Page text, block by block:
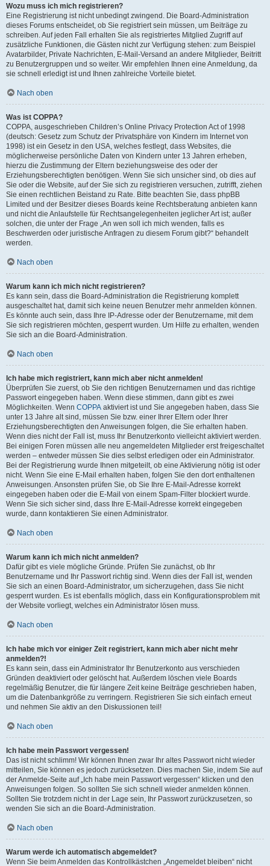
Wozu muss ich mich registrieren?
Eine Registrierung ist nicht unbedingt zwingend. Die Board-Administration
dieses Forums entscheidet, ob Sie registriert sein müssen, um Beiträge zu
schreiben. Auf jeden Fall erhalten Sie als registriertes Mitglied Zugriff auf
zusätzliche Funktionen, die Gästen nicht zur Verfügung stehen: zum Beispiel
Avatarbilder, Private Nachrichten, E-Mail-Versand an andere Mitglieder, Beitritt
zu Benutzergruppen und so weiter. Wir empfehlen Ihnen eine Anmeldung, da
sie schnell erledigt ist und Ihnen zahlreiche Vorteile bietet.
Nach oben
Was ist COPPA?
COPPA, ausgeschrieben Children’s Online Privacy Protection Act of 1998
(deutsch: Gesetz zum Schutz der Privatsphäre von Kindern im Internet von
1998) ist ein Gesetz in den USA, welches festlegt, dass Websites, die
möglicherweise persönliche Daten von Kindern unter 13 Jahren erheben,
hierzu die Zustimmung der Eltern beziehungsweise des oder der
Erziehungsberechtigten benötigen. Wenn Sie sich unsicher sind, ob dies auf
Sie oder die Website, auf der Sie sich zu registrieren versuchen, zutrifft, ziehen
Sie einen rechtlichen Beistand zu Rate. Bitte beachten Sie, dass phpBB
Limited und der Besitzer dieses Boards keine Rechtsberatung anbieten kann
und nicht die Anlaufstelle für Rechtsangelegenheiten jeglicher Art ist; außer
solchen, die unter der Frage „An wen soll ich mich wenden, falls es
Beschwerden oder juristische Anfragen zu diesem Forum gibt?“ behandelt
werden.
Nach oben
Warum kann ich mich nicht registrieren?
Es kann sein, dass die Board-Administration die Registrierung komplett
ausgeschaltet hat, damit sich keine neuen Benutzer mehr anmelden können.
Es könnte auch sein, dass Ihre IP-Adresse oder der Benutzername, mit dem
Sie sich registrieren möchten, gesperrt wurden. Um Hilfe zu erhalten, wenden
Sie sich an die Board-Administration.
Nach oben
Ich habe mich registriert, kann mich aber nicht anmelden!
Überprüfen Sie zuerst, ob Sie den richtigen Benutzernamen und das richtige
Passwort eingegeben haben. Wenn diese stimmen, dann gibt es zwei
Möglichkeiten. Wenn COPPA aktiviert ist und Sie angegeben haben, dass Sie
unter 13 Jahre alt sind, müssen Sie bzw. einer Ihrer Eltern oder Ihrer
Erziehungsberechtigten den Anweisungen folgen, die Sie erhalten haben.
Wenn dies nicht der Fall ist, muss Ihr Benutzerkonto vielleicht aktiviert werden.
Bei einigen Foren müssen alle neu angemeldeten Mitglieder erst freigeschaltet
werden – entweder müssen Sie dies selbst erledigen oder ein Administrator.
Bei der Registrierung wurde Ihnen mitgeteilt, ob eine Aktivierung nötig ist oder
nicht. Wenn Sie eine E-Mail erhalten haben, folgen Sie den dort enthaltenen
Anweisungen. Ansonsten prüfen Sie, ob Sie Ihre E-Mail-Adresse korrekt
eingegeben haben oder die E-Mail von einem Spam-Filter blockiert wurde.
Wenn Sie sich sicher sind, dass Ihre E-Mail-Adresse korrekt eingegeben
wurde, dann kontaktieren Sie einen Administrator.
Nach oben
Warum kann ich mich nicht anmelden?
Dafür gibt es viele mögliche Gründe. Prüfen Sie zunächst, ob Ihr
Benutzername und Ihr Passwort richtig sind. Wenn dies der Fall ist, wenden
Sie sich an einen Board-Administrator, um sicherzugehen, dass Sie nicht
gesperrt wurden. Es ist ebenfalls möglich, dass ein Konfigurationsproblem mit
der Website vorliegt, welches ein Administrator lösen muss.
Nach oben
Ich habe mich vor einiger Zeit registriert, kann mich aber nicht mehr
anmelden?!
Es kann sein, dass ein Administrator Ihr Benutzerkonto aus verschieden
Gründen deaktiviert oder gelöscht hat. Außerdem löschen viele Boards
regelmäßig Benutzer, die für längere Zeit keine Beiträge geschrieben haben,
um die Datenbankgröße zu verringern. Registrieren Sie sich einfach erneut
und nehmen Sie aktiv an den Diskussionen teil!
Nach oben
Ich habe mein Passwort vergessen!
Das ist nicht schlimm! Wir können Ihnen zwar Ihr altes Passwort nicht wieder
mitteilen, Sie können es jedoch zurücksetzen. Dies machen Sie, indem Sie auf
der Anmelde-Seite auf „Ich habe mein Passwort vergessen“ klicken und den
Anweisungen folgen. So sollten Sie sich schnell wieder anmelden können.
Sollten Sie trotzdem nicht in der Lage sein, Ihr Passwort zurückzusetzen, so
wenden Sie sich an die Board-Administration.
Nach oben
Warum werde ich automatisch abgemeldet?
Wenn Sie beim Anmelden das Kontrollkästchen „Angemeldet bleiben“ nicht